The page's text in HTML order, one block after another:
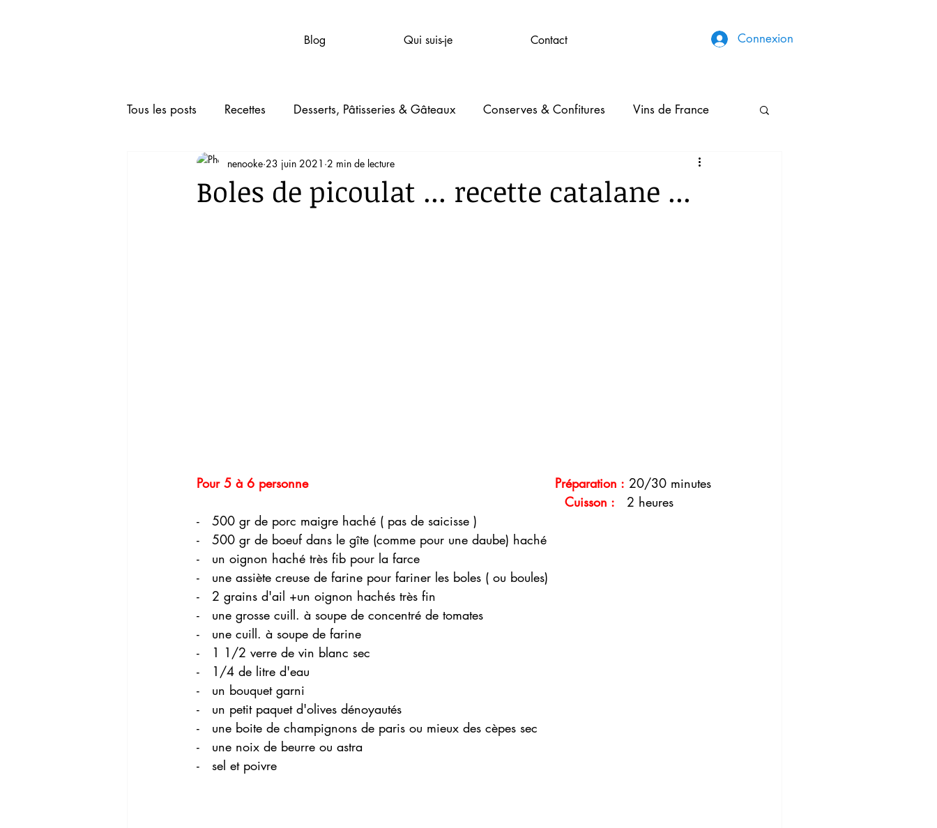
Blog Qui suis-je Contact Connexion
Tous les posts Recettes Desserts, Pâtisseries & Gâteaux Conserves & Confitures Vins de France
Boissons Animaux de compagnie Santé & Bien-être Broderies & Couture
Boles de picoulat ... recette catalane ...
nenooke 23 juin 2021 2 min de lecture
Pour 5 à 6 personne Préparation : 20/30 minutes
Cuisson :
  2 heures
-   500 gr de porc maigre haché ( pas de saicisse )
-   500 gr de boeuf dans le gîte (comme pour une daube) haché
-   un oignon haché très fib pour la farce
-   une assiète creuse de farine pour fariner les boles ( ou boules)
-   2 grains d'ail +un oignon hachés très fin
-   une grosse cuill. à soupe de concentré de tomates
-   une cuill. à soupe de farine
-   1 1/2 verre de vin blanc sec
-   1/4 de litre d'eau
-   un bouquet garni
-   un petit paquet d'olives dénoyautés
-   une boite de champignons de paris ou mieux des cèpes sec
-   une noix de beurre ou astra
-   sel et poivre